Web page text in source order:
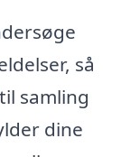
så
samling
dine